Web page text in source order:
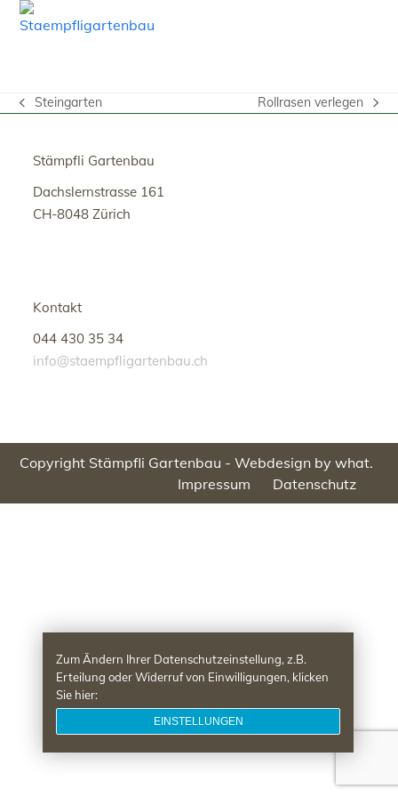
SkipOpen
Close
vorheriger
Steingarten
Nächster
Rollrasen verlegen
Stämpfli Gartenbau
Dachslernstrasse 161
CH-8048 Zürich
Kontakt
044 430 35 34
info@staempfligartenbau.ch
Copyright Stämpfli Gartenbau -Webdesign by what.
Datenschutz
Impressum
Zum Ändern Ihrer Datenschutzeinstellung, z.B.
Erteilung oder Widerruf von Einwilligungen, klicken
Sie hier:
EINSTELLUNGEN